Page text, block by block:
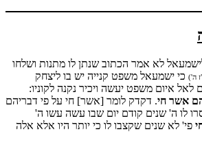
לא אמר הכתוב שנתן לו מתנות ושלחו
ה') כי ישמעאל משפט קנייה יש בו ליצחק
לאל איום משפט יעשה ויכיר נקנה לקוניו:
אשר חי. דקדק לומר [אשר] חי על פי דבריהם
לו ה' שנים קודם יום שבו עשה עשו ה'
פי' לא שנים שקצבו לו כי יותר היו אלא אלה